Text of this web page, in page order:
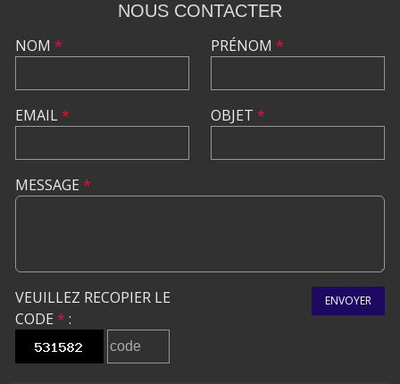
NOUS CONTACTER
NOM *
EMAIL*
PRÉNOM *
OBJET *
MESSAGE *
VEUILLEZ RECOPIER LE
CODE * :
ENVOYER